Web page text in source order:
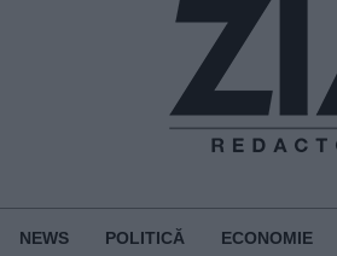
NEWS POLITICĂ ECONOMIE